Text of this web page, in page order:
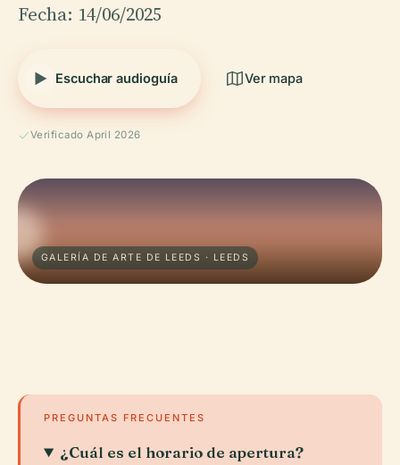
Fecha: 14/06/2025
Escuchar audioguía Ver mapa
Verificado April 2026
GALERÍA DE ARTE DE LEEDS · LEEDS
PREGUNTAS FRECUENTES
¿Cuál es el horario de apertura?